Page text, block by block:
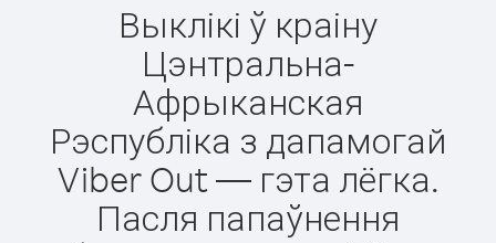
Выклікі ў краіну
Цэнтральна-
Афрыканская
Рэспубліка з дапамогай
Viber Out — гэта лёгка.
Пасля папаўнення